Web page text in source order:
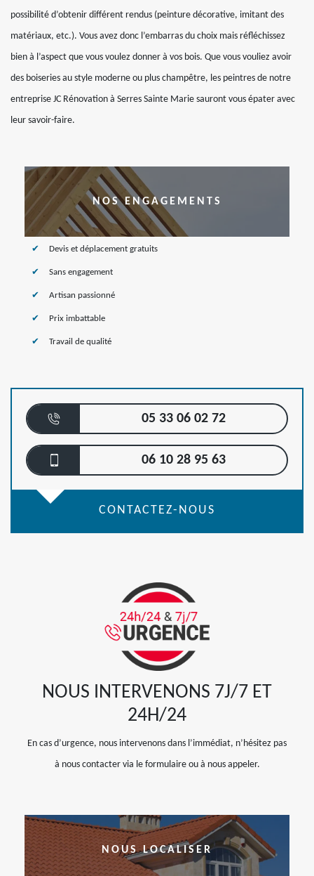
possibilité d’obtenir différent rendus (peinture décorative, imitant des
matériaux, etc.). Vous avez donc l’embarras du choix mais réfléchissez
bien à l’aspect que vous voulez donner à vos bois. Que vous vouliez avoir
des boiseries au style moderne ou plus champêtre, les peintres de notre
entreprise JC Rénovation à Serres Sainte Marie sauront vous épater avec
leur savoir-faire.
NOS ENGAGEMENTS
Devis et déplacement gratuits
Sans engagement
Artisan passionné
Prix imbattable
Travail de qualité
05 33 06 02 72
06 10 28 95 63
CONTACTEZ-NOUS
NOUS INTERVENONS 7J/7 ET
24H/24
En cas d’urgence, nous intervenons dans l’immédiat, n’hésitez pas
à nous contacter via le formulaire ou à nous appeler.
NOUS LOCALISER